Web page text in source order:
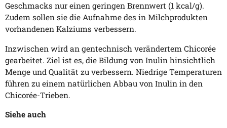
Geschmacks nur einen geringen Brennwert (1 kcal/g).
Zudem sollen sie die Aufnahme des in Milchprodukten
vorhandenen Kalziums verbessern.
Inzwischen wird an gentechnisch verändertem Chicorée
gearbeitet. Ziel ist es, die Bildung von Inulin hinsichtlich
Menge und Qualität zu verbessern. Niedrige Temperaturen
führen zu einem natürlichen Abbau von Inulin in den
Chicorée-Trieben.
Siehe auch